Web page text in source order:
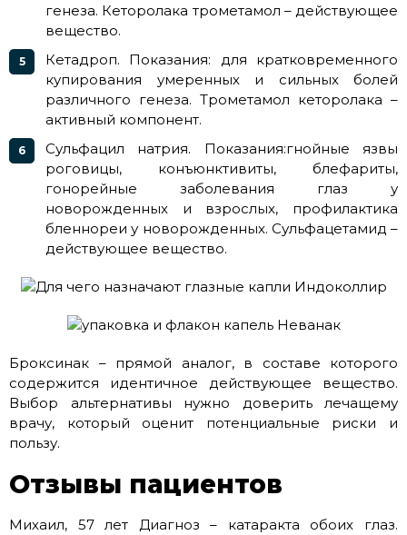
генеза. Кеторолака трометамол – действующее
вещество.
Кетадроп. Показания: для кратковременного
купирования умеренных и сильных болей
различного генеза. Трометамол кеторолака –
активный компонент.
Сульфацил натрия. Показания:гнойные язвы
роговицы, конъюнктивиты, блефариты,
гонорейные заболевания глаз у
новорожденных и взрослых, профилактика
бленнореи у новорожденных. Сульфацетамид –
действующее вещество.
Броксинак – прямой аналог, в составе которого
содержится идентичное действующее вещество.
Выбор альтернативы нужно доверить лечащему
врачу, который оценит потенциальные риски и
пользу.
Отзывы пациентов
Михаил, 57 лет Диагноз – катаракта обоих глаз.